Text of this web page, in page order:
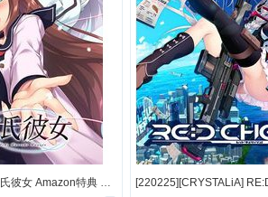
[220225][SMEE] 1/1彼氏彼女 Amazon特典 システムボイス [48M] [1155322]